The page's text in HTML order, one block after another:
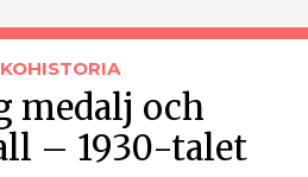
medalj och
– 1930-talet